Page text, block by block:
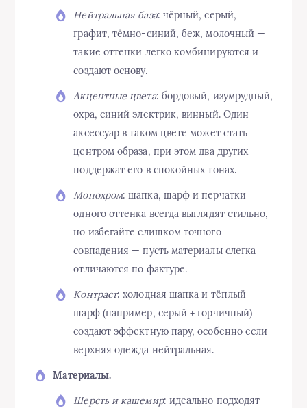
Нейтральная база: чёрный, серый,
графит, тёмно-синий, беж, молочный —
такие оттенки легко комбинируются и
создают основу.
Акцентные цвета: бордовый, изумрудный,
охра, синий электрик, винный. Один
аксессуар в таком цвете может стать
центром образа, при этом два других
поддержат его в спокойных тонах.
Монохром: шапка, шарф и перчатки
одного оттенка всегда выглядят стильно,
но избегайте слишком точного
совпадения — пусть материалы слегка
отличаются по фактуре.
Контраст: холодная шапка и тёплый
шарф (например, серый + горчичный)
создают эффектную пару, особенно если
верхняя одежда нейтральная.
Материалы.
Шерсть и кашемир: идеально подходят